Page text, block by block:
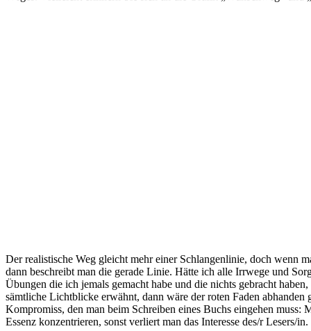
Der realistische Weg gleicht mehr einer Schlangenlinie, doch wenn
dann beschreibt man die gerade Linie. Hätte ich alle Irrwege und
Übungen die ich jemals gemacht habe und die nichts gebracht
sämtliche Lichtblicke erwähnt, dann wäre der roten Faden abhanden
Kompromiss, den man beim Schreiben eines Buchs eingehen muss:
Essenz konzentrieren, sonst verliert man das Interesse des/r Lesers/in.